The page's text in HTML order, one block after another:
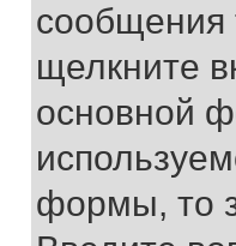
сообщения
щелкните
основной
формы, то